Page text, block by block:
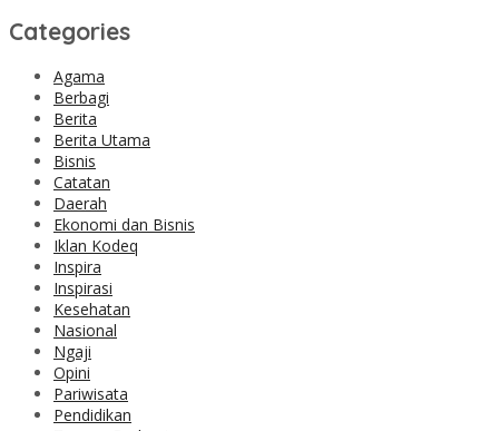
Categories
Agama
Berbagi
Berita
Berita Utama
Bisnis
Catatan
Daerah
Ekonomi dan Bisnis
Iklan Kodeq
Inspira
Inspirasi
Kesehatan
Nasional
Ngaji
Opini
Pariwisata
Pendidikan